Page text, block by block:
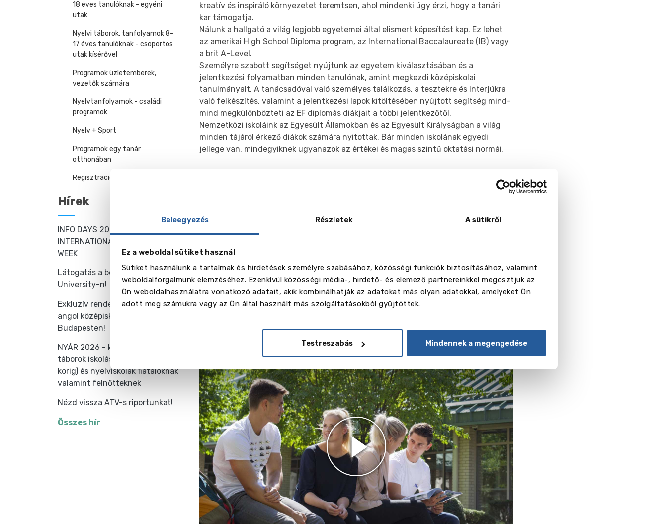
Beleegyezés Részletek A sütikről
Ez a weboldal sütiket használ
Sütiket használunk a tartalmak és hirdetések személyre szabásához, közösségi funkciók biztosításához, valamint
weboldalforgalmunk elemzéséhez. Ezenkívül közösségi média-, hirdető- és elemező partnereinkkel megosztjuk az
Ön weboldalhasználatra vonatkozó adatait, akik kombinálhatják az adatokat más olyan adatokkal, amelyeket Ön
adott meg számukra vagy az Ön által használt más szolgáltatásokból gyűjtöttek.
Testreszabás Mindennek a megengedése
18 éves tanulóknak - egyéni
utak
Nyelvi táborok, tanfolyamok 8-
17 éves tanulóknak - csoportos
utak kísérővel
Programok üzletemberek,
vezetők számára
Nyelvtanfolyamok - családi
programok
Nyelv + Sport
Programok egy tanár
otthonában
Regisztráció a konzultációra
Hírek
INFO DAYS 2025 –
INTERNATIONAL EDUCATION
WEEK
Látogatás a bécsi MODUL
University-n!
Exkluzív rendezvény - találkozz
angol középiskolák képviselőjével
Budapesten!
NYÁR 2026 - külföldi nyelvi
táborok iskolásoknak (7-18 éves
korig) és nyelviskolák fiataloknak
valamint felnőtteknek
Nézd vissza ATV-s riportunkat!
Összes hír
kreatív és inspiráló környezetet teremtsen, ahol mindenki úgy érzi, hogy a tanári
kar támogatja.
Nálunk a hallgató a világ legjobb egyetemei által elismert képesítést kap. Ez lehet
az amerikai High School Diploma program, az International Baccalaureate (IB) vagy
a brit A-Level.
Személyre szabott segítséget nyújtunk az egyetem kiválasztásában és a
jelentkezési folyamatban minden tanulónak, amint megkezdi középiskolai
tanulmányait. A tanácsadóval való személyes találkozás, a tesztekre és interjúkra
való felkészítés, valamint a jelentkezési lapok kitöltésében nyújtott segítség mind-
mind megkülönbözteti az EF diplomás diákjait a többi jelentkezőtől.
Nemzetközi iskoláink az Egyesült Államokban és az Egyesült Királyságban a világ
minden tájáról érkező diákok számára nyitottak. Bár minden iskolának egyedi
jellege van, mindegyiknek ugyanazok az értékei és magas szintű oktatási normái.
vēl
5